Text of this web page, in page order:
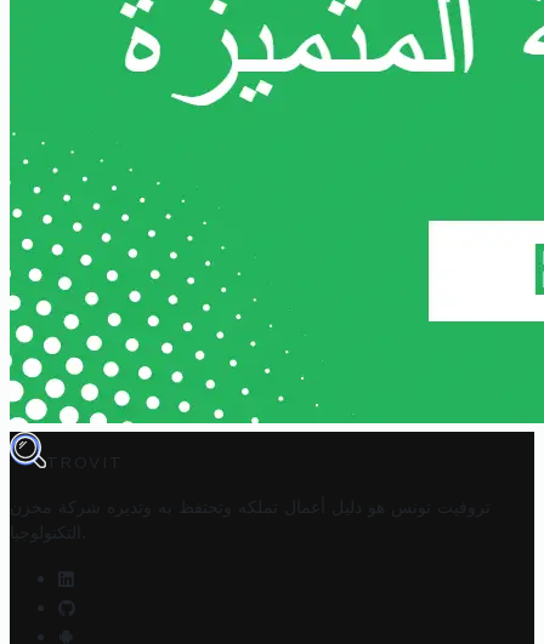
TROVIT
تروفيت تونس هو دليل أعمال تملكه وتحتفظ به وتديره
شركة مخزن
التكنولوجيا